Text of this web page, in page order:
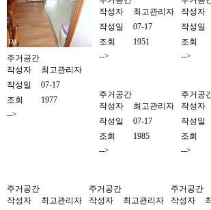
주거공간
작성자
최고관리자
작성일
07-17
조회
1977
-->
작성자
최고관리자
작성일
07-17
조회
1951
-->
작성자
작성일
조회
-->
주거공간
작성자
최고관리자
작성일
07-17
조회
1985
-->
주거공
작성자
작성일
조회
-->
주거공간
작성자
최고관리자
주거공간
작성자
최고관리자
주거공간
작성자